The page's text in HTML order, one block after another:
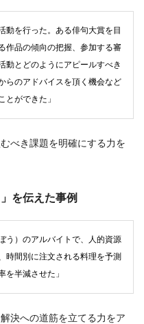
動を行った。ある俳句大賞を目
作品の傾向の把握、参加する審
動とどのようにアピールすべき
らのアドバイスを頂く機会など
とができた」
べき課題を明確にする力を
を伝えた事例
う）のアルバイトで、人的資源
時間別に注文される料理を予測
を半減させた」
決への道筋を立てる力をア